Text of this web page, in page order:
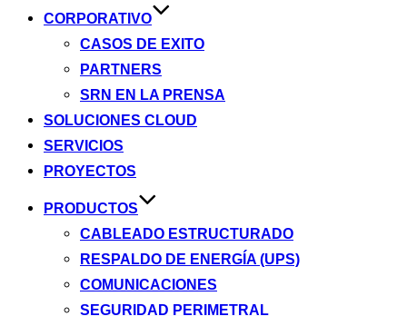
CORPORATIVO
CASOS DE EXITO
PARTNERS
SRN EN LA PRENSA
SOLUCIONES CLOUD
SERVICIOS
PROYECTOS
PRODUCTOS
CABLEADO ESTRUCTURADO
RESPALDO DE ENERGÍA (UPS)
COMUNICACIONES
SEGURIDAD PERIMETRAL